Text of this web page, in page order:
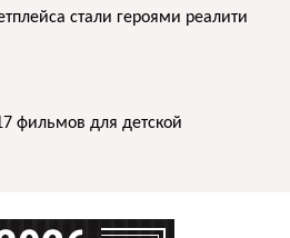
стали героями реалити
фильмов для детской